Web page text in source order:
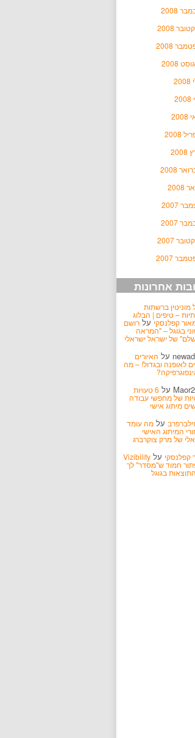
2008
2008
2008
2008
2008
2008
2008
2007
2007
2007
2007
אחרונות
מוניטין ברשתות
– טיפים | הבלוג
קפלנסקיעל רושם
בגוגל – "המראה
של ישראל ישראלי
על האיורים
לאופנה ובגדול! – מה
על 6 טעויות
של מחפשי עבודה
מיתוג אישי
על מה עומד
המיתוג האישי
של מרק צוקרברג
קפלנסקי על Vizibility
חמוד ש"מסדר" לך
בגוגל